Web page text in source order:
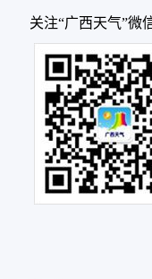
关注“广西天气”微